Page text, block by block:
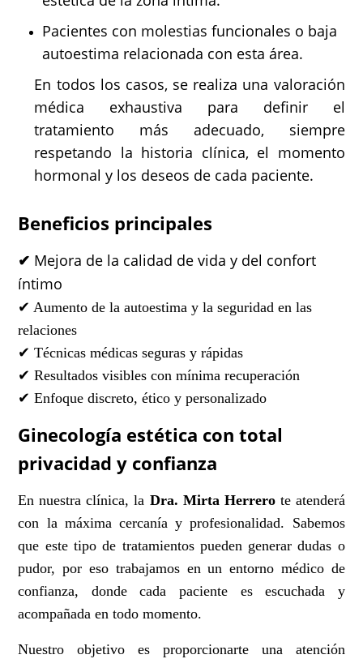
Pacientes con molestias funcionales o baja
autoestima relacionada con esta área.
En todos los casos, se realiza una valoración
médica exhaustiva para definir el
tratamiento más adecuado, siempre
respetando la historia clínica, el momento
hormonal y los deseos de cada paciente.
Beneficios principales
✔ Mejora de la calidad de vida y del confort
íntimo
✔ Aumento de la autoestima y la seguridad en las
relaciones
✔ Técnicas médicas seguras y rápidas
✔ Resultados visibles con mínima recuperación
✔ Enfoque discreto, ético y personalizado
Ginecología estética con total
privacidad y confianza
En nuestra clínica, la Dra. Mirta Herrerote atenderá
con la máxima cercanía y profesionalidad. Sabemos
que este tipo de tratamientos pueden generar dudas o
pudor, por eso trabajamos en un entorno médico de
confianza, donde cada paciente es escuchada y
acompañada en todo momento.
Nuestro objetivo es proporcionarte una atención